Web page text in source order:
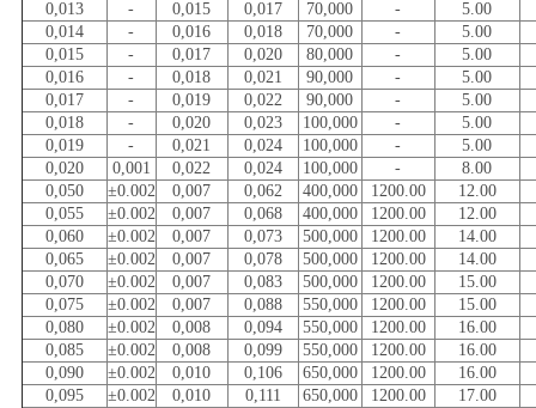
0,013 - 0,015 0,017 70,000 -
5.00
0,014
- 0,016 0,018 70,000 -
5.00
0,015
- 0,017 0,020 80,000 -
5.00
0,016
- 0,018 0,021 90,000 -
5.00
0,017
- 0,019 0,022 90,000 -
5.00
0,018
- 0,020 0,023 100,000 -
5.00
0,019
- 0,021 0,024 100,000 -
5.00
0,020
0,001 0,022 0,024 100,000 -
8.00
0,050
±0.002 0,007 0,062 400,000 1200.00
12.00
0,055
±0.002 0,007 0,068 400,000 1200.00
12.00
0,060
±0.002 0,007 0,073 500,000 1200.00
14.00
0,065
±0.002 0,007 0,078 500,000 1200.00
14.00
0,070
±0.002 0,007 0,083 500,000 1200.00
15.00
0,075
±0.002 0,007 0,088 550,000 1200.00
15.00
0,080
±0.002 0,008 0,094 550,000 1200.00
16.00
0,085
±0.002 0,008 0,099 550,000 1200.00
16.00
0,090
±0.002 0,010 0,106 650,000 1200.00
16.00
0,095
±0.002 0,010 0,111 650,000 1200.00
17.00